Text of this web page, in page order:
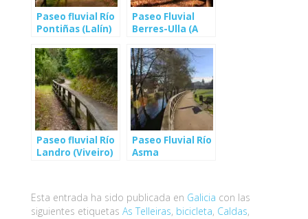
Paseo fluvial Río
Pontiñas (Lalín)
Paseo Fluvial
Berres-Ulla (A
Paseo fluvial Río
Landro (Viveiro)
Paseo Fluvial Río
Asma
Esta entrada ha sido publicada en Galicia con las
siguientes etiquetas As Telleiras, bicicleta, Caldas,